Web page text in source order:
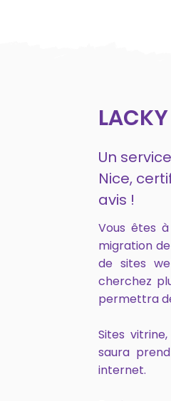
LACKY
Un
Nice,
avis !
Vous êtes
migration
de sites
cherchez
permettra
Sites
saura
internet.